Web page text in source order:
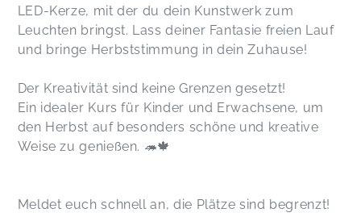
LED-Kerze, mit der du dein Kunstwerk zum
Leuchten bringst. Lass deiner Fantasie freien Lauf
und bringe Herbststimmung in dein Zuhause!
Der Kreativität sind keine Grenzen gesetzt!
Ein idealer Kurs für Kinder und Erwachsene, um
den Herbst auf besonders schöne und kreative
Weise zu genießen. 🦔🍁
Meldet euch schnell an, die Plätze sind begrenzt!